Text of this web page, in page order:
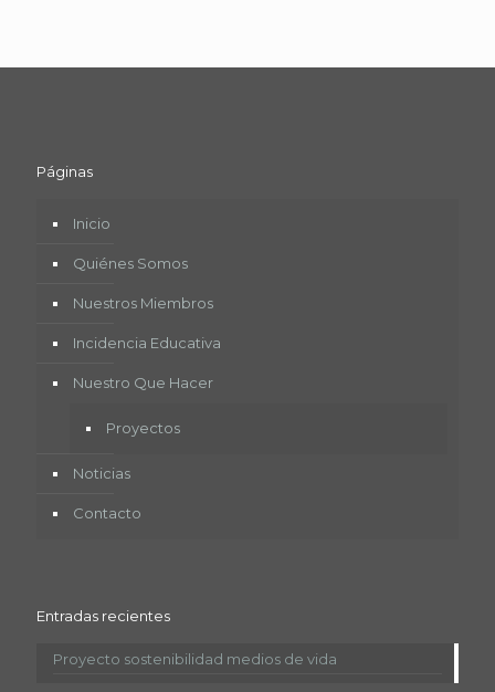
Páginas
Inicio
Quiénes Somos
Nuestros Miembros
Incidencia Educativa
Nuestro Que Hacer
Proyectos
Noticias
Contacto
Entradas recientes
Proyecto sostenibilidad medios de vida